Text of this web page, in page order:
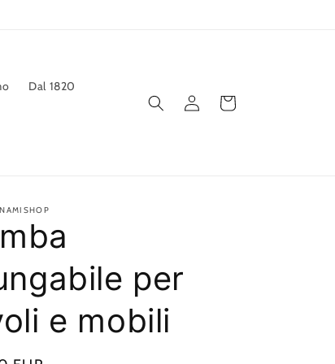
Dal 1820
Accedi Carrello
per
e mobili